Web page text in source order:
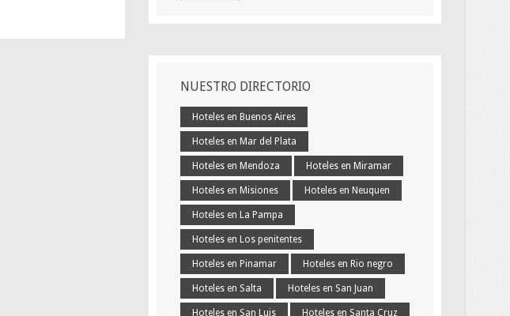
NUESTRO DIRECTORIO
Hoteles en Buenos Aires
Hoteles en Mar del Plata
Hoteles en Mendoza Hoteles en Miramar
Hoteles en Misiones Hoteles en Neuquen
Hoteles en La Pampa
Hoteles en Los penitentes
Hoteles en Pinamar Hoteles en Rio negro
Hoteles en Salta Hoteles en San Juan
Hoteles en San Luis Hoteles en Santa Cruz